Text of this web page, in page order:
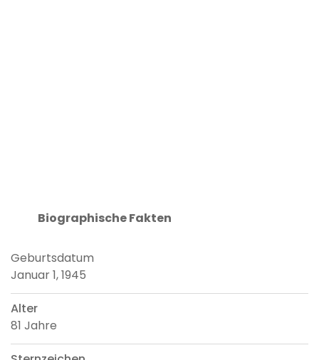
Biographische Fakten
Geburtsdatum
Januar 1, 1945
Alter
81 Jahre